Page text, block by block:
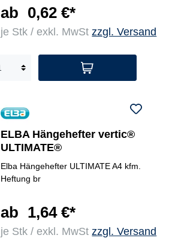
ab 0,62 €*
je Stk / exkl. MwStzzgl. Versand
ELBA Hängehefter vertic®
ULTIMATE®
Elba Hängehefter ULTIMATE A4 kfm.
Heftung br
ab 1,64 €*
je Stk / exkl. MwStzzgl. Versand